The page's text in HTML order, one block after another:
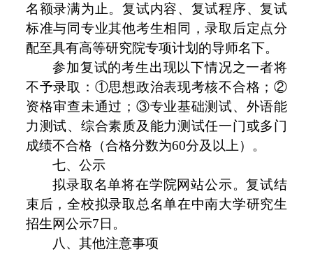
名额录满为止。复试内容、复试程序、复试
标准与同专业其他考生相同，录取后定点分
配至具有高等研究院专项计划的导师名下。
参加复试的考生出现以下情况之一者将
不予录取：①思想政治表现考核不合格；②
资格审查未通过；③专业基础测试、外语能
力测试、综合素质及能力测试任一门或多门
成绩不合格（合格分数为60分及以上）。
七、公示
拟录取名单将在学院网站公示。复试结
束后，全校拟录取总名单在中南大学研究生
招生网公示7日。
八、其他注意事项